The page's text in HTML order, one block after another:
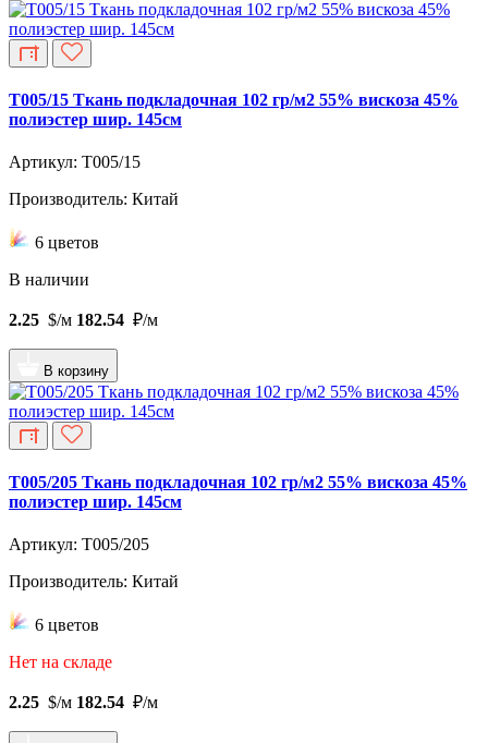
T005/15 Ткань подкладочная 102 гр/м2 55% вискоза 45%
полиэстер шир. 145см
Артикул: T005/15
Производитель: Китай
6 цветов
В наличии
2.25 $/м 182.54 ₽/м
В корзину
T005/205 Ткань подкладочная 102 гр/м2 55% вискоза 45%
полиэстер шир. 145см
Артикул: T005/205
Производитель: Китай
6 цветов
Нет на складе
2.25 $/м 182.54 ₽/м